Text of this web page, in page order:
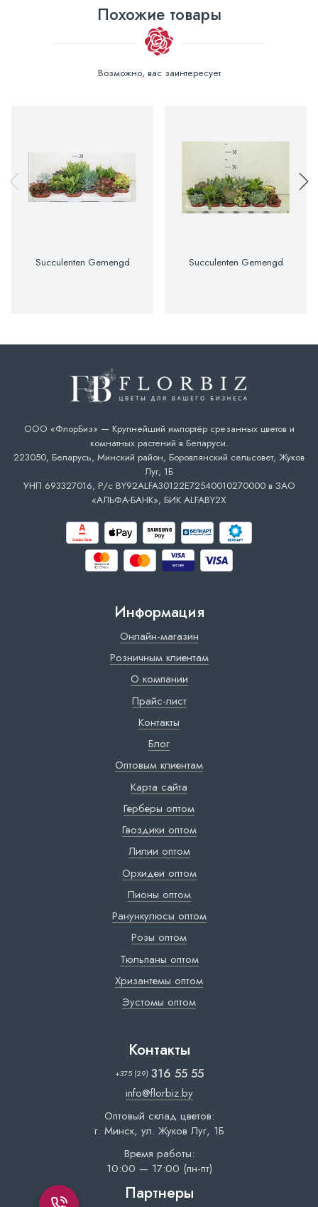
Похожие товары
Возможно, вас заинтересует
Succulenten Gemengd Succulenten Gemengd
ООО «ФлорБиз» — Крупнейший импортёр срезанных цветов и
комнатных растений в Беларуси.
223050, Беларусь, Минский район, Боровлянский сельсовет, Жуков
Луг, 1Б
УНП 693327016, Р/с BY92ALFA30122E72540010270000 в ЗАО
«АЛЬФА-БАНК», БИК ALFABY2X
Информация
Онлайн-магазин
Розничным клиентам
О компании
Прайс-лист
Контакты
Блог
Оптовым клиентам
Карта сайта
Герберы оптом
Гвоздики оптом
Лилии оптом
Орхидеи оптом
Пионы оптом
Ранункулюсы оптом
Розы оптом
Тюльпаны оптом
Хризантемы оптом
Эустомы оптом
Контакты
+375 (29) 316 55 55
info@florbiz.by
Оптовый склад цветов:
г. Минск, ул. Жуков Луг, 1Б
Время работы:
10:00 — 17:00 (пн-пт)
Партнеры